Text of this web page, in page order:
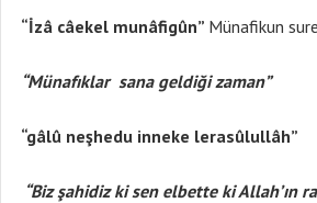
“İzâ câekel munâfigûn” Münafikun
“Münafıklar sana geldiği zaman”
“gâlû neşhedu inneke lerasûlullâh”
“Biz şahidiz ki sen elbette ki Allah’ın